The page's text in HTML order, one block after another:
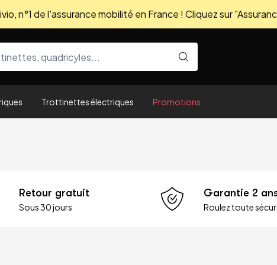
n°1 de l'assurance mobilité en France ! Cliquez sur
Trottinettes électriques Promotions
Retour gratuit
Sous 30 jours
Garantie 2
Roulez toute